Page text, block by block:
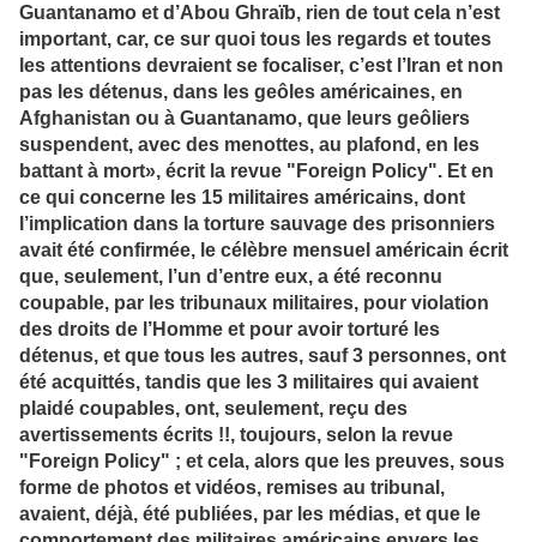
Guantanamo et d’Abou Ghraïb, rien de tout cela n’est
important, car, ce sur quoi tous les regards et toutes
les attentions devraient se focaliser, c’est l’Iran et non
pas les détenus, dans les geôles américaines, en
Afghanistan ou à Guantanamo, que leurs geôliers
suspendent, avec des menottes, au plafond, en les
battant à mort», écrit la revue "Foreign Policy". Et en
ce qui concerne les 15 militaires américains, dont
l’implication dans la torture sauvage des prisonniers
avait été confirmée, le célèbre mensuel américain écrit
que, seulement, l’un d’entre eux, a été reconnu
coupable, par les tribunaux militaires, pour violation
des droits de l’Homme et pour avoir torturé les
détenus, et que tous les autres, sauf 3 personnes, ont
été acquittés, tandis que les 3 militaires qui avaient
plaidé coupables, ont, seulement, reçu des
avertissements écrits !!, toujours, selon la revue
"Foreign Policy" ; et cela, alors que les preuves, sous
forme de photos et vidéos, remises au tribunal,
avaient, déjà, été publiées, par les médias, et que le